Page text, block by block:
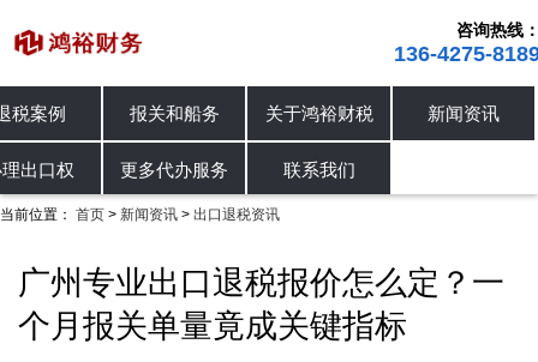
咨询热线
136-4275-
税案例
出口权
报关和船务
更多代办服务
关于鸿裕财税
联系我们
新闻资讯
公司动态 行业资讯 出口退税资讯
当前位置： 首页 > 新闻资讯 > 出口退税资讯
广州专业出口退税报价怎么定？一
个月报关单量竟成关键指标